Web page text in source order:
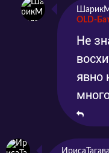
OLD-
Не
явно
ИрисаТагава